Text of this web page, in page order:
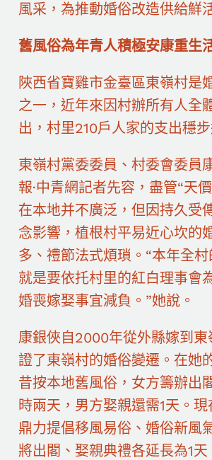
風采，為推動婚俗改造供給鮮
舊風俗為年青人積極安康重生
陜西省寶雞市金臺區東嶺村是
之一，近年來因村辦所有人全
出，村里210戶人家的支出穩步
東嶺村黨委委員、村委會委員
報·中青網記者先容，盡管“天
在本地并不廣泛，但因持久受
念影響，植根村平易近心坎的
多、禮節法式煩瑣。“本年全村
就是要依托村里的紅白理事會
婚喪嫁娶事宜減負。”她說。
康銀俠自2000年從外縣嫁到東
證了東嶺村的婚俗變遷。在她
昔按本地舊風俗，女方籌辦出
時兩天，男方娶親還需1天。
鼎力提倡移風易俗、婚俗新風
將出閣、娶親典禮各延長為1